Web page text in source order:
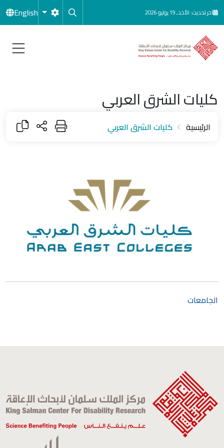
تجاوز إلى المحتوى الرئيسي
آخر تحديث: الأحد, 19 يوليو 2026 English
كليات الشرق العربي
الرئيسية كليات الشرق العربي
الجامعات